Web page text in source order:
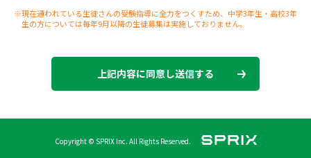
※現在通われている生徒さんの受験指導に全力をつくすため、中学3年生・高校3年
生の方については毎年9月以降の生徒募集は実施しておりません。
上記内容に同意し送信する
Copyright © SPRIX Inc. All Rights Reserved.